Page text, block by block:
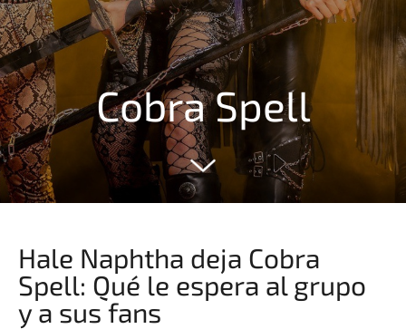
Cobra Spell
Hale Naphtha deja Cobra
Spell: Qué le espera al grupo
y a sus fans